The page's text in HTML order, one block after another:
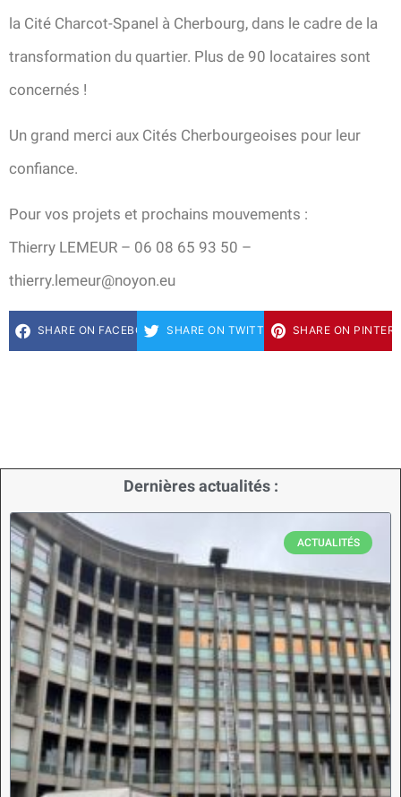
la Cité Charcot-Spanel à Cherbourg, dans le cadre de la
transformation du quartier. Plus de 90 locataires sont
concernés !
Un grand merci aux Cités Cherbourgeoises pour leur
confiance.
Pour vos projets et prochains mouvements :
Thierry LEMEUR – 06 08 65 93 50 –
thierry.lemeur@noyon.eu
SHARE ON FACEBOOK SHARE ON TWITTER SHARE ON
Dernières actualités :
ACTUALITÉS